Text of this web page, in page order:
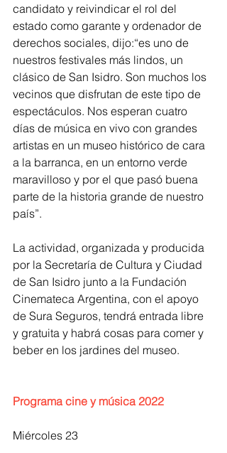
candidato y reivindicar el rol del
estado como garante y ordenador de
derechos sociales, dijo:“es uno de
nuestros festivales más lindos, un
clásico de San Isidro. Son muchos los
vecinos que disfrutan de este tipo de
espectáculos. Nos esperan cuatro
días de música en vivo con grandes
artistas en un museo histórico de cara
a la barranca, en un entorno verde
maravilloso y por el que pasó buena
parte de la historia grande de nuestro
país”.
La actividad, organizada y producida
por la Secretaría de Cultura y Ciudad
de San Isidro junto a la Fundación
Cinemateca Argentina, con el apoyo
de Sura Seguros, tendrá entrada libre
y gratuita y habrá cosas para comer y
beber en los jardines del museo.
Programa cine y música 2022
Miércoles 23